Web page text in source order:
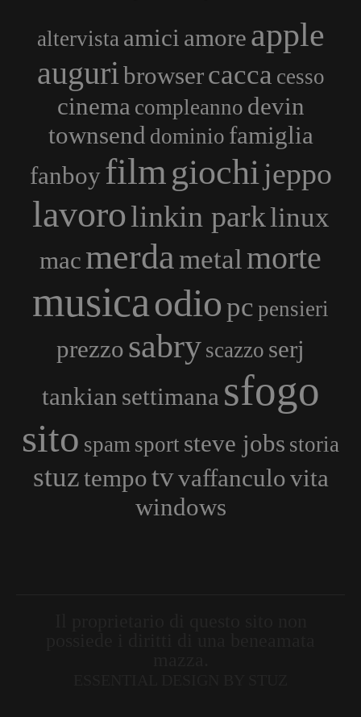
altervista amici amore apple
auguribrowsercacca cesso
cinema compleanno devin
townsend dominio famiglia
fanboyfilmgiochijeppo
lavorolinkin parklinux
mac merdametal morte
musicaodio pc pensieri
prezzo sabry scazzo serj
tankian settimana sfogo
sito spam sport steve jobs storia
stuztempotvvaffanculovita
windows